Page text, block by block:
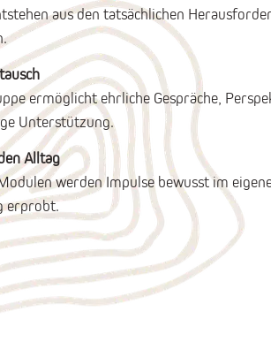
aus den tatsächlichen
ermöglicht ehrliche Gespräche,
Unterstützung.
Alltag
werden Impulse bewusst im
erprobt.